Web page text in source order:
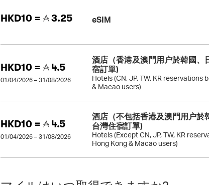
HKD10 = 3.25 eSIM
HKD10 = 4.5
01/04/2026 – 31/08/2026
酒店（香港及澳門用户於韓國、
宿訂單)
Hotels (CN, JP, TW, KR reservations
& Macao users)
HKD10 = 4.5
01/04/2026 – 31/08/2026
酒店（不包括香港及澳門用户於
台灣住宿訂單)
Hotels (Except CN, JP, TW, KR
Hong Kong & Macao users)